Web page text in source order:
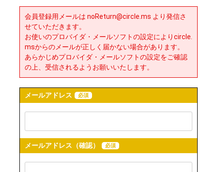
会員登録用メールは noReturn@circle.ms より発信さ
せていただきます。
お使いのプロバイダ・メールソフトの設定によりcircle.
msからのメールが正しく届かない場合があります。
あらかじめプロバイダ・メールソフトの設定をご確認
の上、受信されるようお願いいたします。
メールアドレス 必須
メールアドレス（確認） 必須